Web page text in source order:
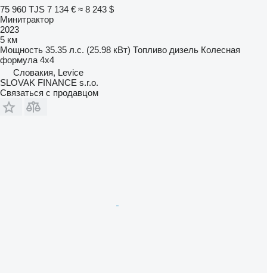
75 960 TJS 7 134 € ≈ 8 243 $
Минитрактор
2023
5 км
Мощность 35.35 л.с. (25.98 кВт) Топливо дизель Колесная
формула 4x4
Словакия, Levice
SLOVAK FINANCE s.r.o.
Связаться с продавцом